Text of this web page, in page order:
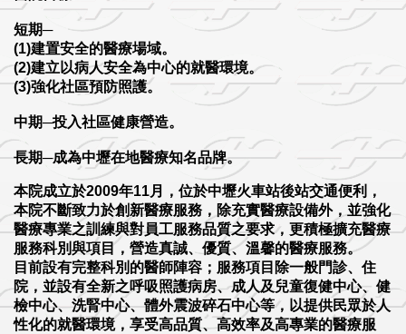
短期─
(1)建置安全的醫療場域。
(2)建立以病人安全為中心的就醫環境。
(3)強化社區預防照護。
中期─投入社區健康營造。
長期─成為中壢在地醫療知名品牌。
本院成立於2009年11月，位於中壢火車站後站交通便利，
本院不斷致力於創新醫療服務，除充實醫療設備外，並強化
醫療專業之訓練與對員工服務品質之要求，更積極擴充醫療
服務科別與項目，營造真誠、優質、溫馨的醫療服務。
目前設有完整科別的醫師陣容；服務項目除一般門診、住
院，並設有全新之呼吸照護病房、成人及兒童復健中心、健
檢中心、洗腎中心、體外震波碎石中心等，以提供民眾於人
性化的就醫環境，享受高品質、高效率及高專業的醫療服